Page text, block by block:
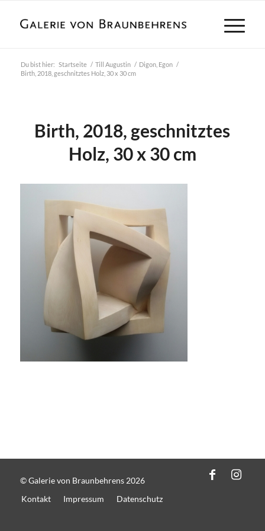
Du bist hier: Startseite / Till Augustin / Digon, Egon /
Birth, 2018, geschnitztes Holz, 30 x 30 cm
Birth, 2018, geschnitztes
Holz, 30 x 30 cm
© Galerie von Braunbehrens 2026
Kontakt
Impressum Datenschutz